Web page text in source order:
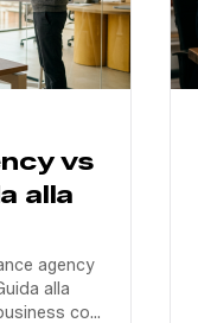
vs
alla
agency
alla
con